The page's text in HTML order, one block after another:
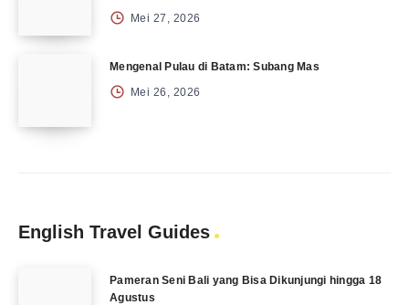
Mei 27, 2026
Mengenal Pulau di Batam: Subang Mas
Mei 26, 2026
English Travel Guides
Pameran Seni Bali yang Bisa Dikunjungi hingga 18
Agustus